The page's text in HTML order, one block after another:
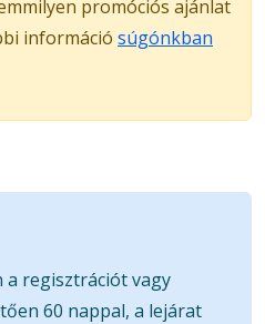
promóciós ajánlat
információ súgónkban
regisztrációt vagy
60 nappal, a lejárat